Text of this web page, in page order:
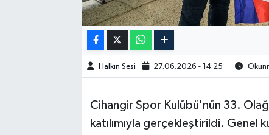
Halkın Sesi 27.06.2026 - 14:25
Cihangir Spor Kulübü'nün 33.
katılımıyla gerçekleştirildi.